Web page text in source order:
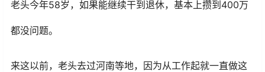
老头今年58岁，如果能继续干到退休，基本上攒到400万
都没问题。
来这以前，老头去过河南等地，因为从工作起就一直做这